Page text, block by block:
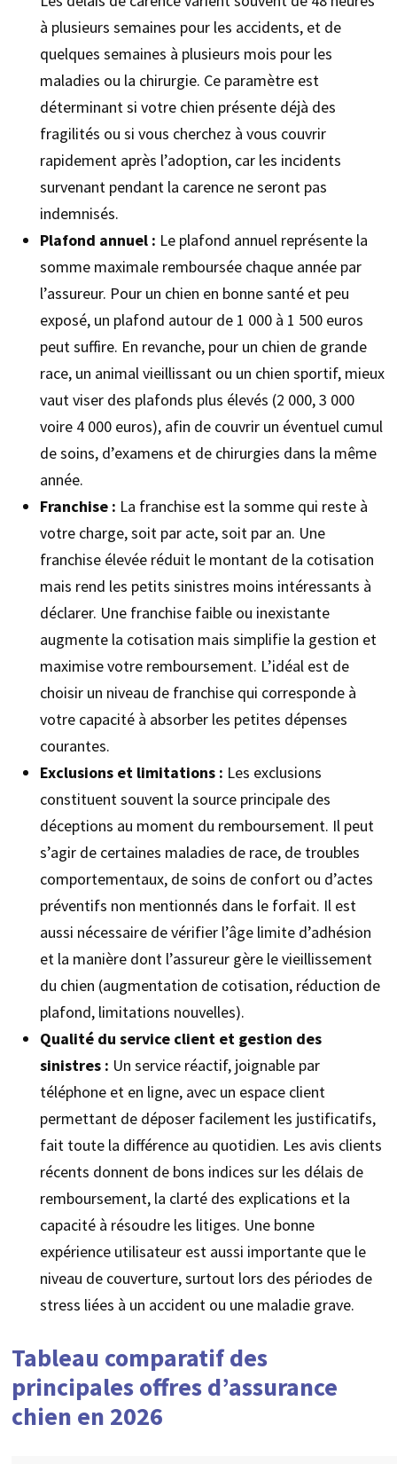
à plusieurs semaines pour les accidents, et de
quelques semaines à plusieurs mois pour les
maladies ou la chirurgie. Ce paramètre est
déterminant si votre chien présente déjà des
fragilités ou si vous cherchez à vous couvrir
rapidement après l’adoption, car les incidents
survenant pendant la carence ne seront pas
indemnisés.
Plafond annuel : Le plafond annuel représente la
somme maximale remboursée chaque année par
l’assureur. Pour un chien en bonne santé et peu
exposé, un plafond autour de 1 000 à 1 500 euros
peut suffire. En revanche, pour un chien de grande
race, un animal vieillissant ou un chien sportif, mieux
vaut viser des plafonds plus élevés (2 000, 3 000
voire 4 000 euros), afin de couvrir un éventuel cumul
de soins, d’examens et de chirurgies dans la même
année.
Franchise : La franchise est la somme qui reste à
votre charge, soit par acte, soit par an. Une
franchise élevée réduit le montant de la cotisation
mais rend les petits sinistres moins intéressants à
déclarer. Une franchise faible ou inexistante
augmente la cotisation mais simplifie la gestion et
maximise votre remboursement. L’idéal est de
choisir un niveau de franchise qui corresponde à
votre capacité à absorber les petites dépenses
courantes.
Exclusions et limitations : Les exclusions
constituent souvent la source principale des
déceptions au moment du remboursement. Il peut
s’agir de certaines maladies de race, de troubles
comportementaux, de soins de confort ou d’actes
préventifs non mentionnés dans le forfait. Il est
aussi nécessaire de vérifier l’âge limite d’adhésion
et la manière dont l’assureur gère le vieillissement
du chien (augmentation de cotisation, réduction de
plafond, limitations nouvelles).
Qualité du service client et gestion des
sinistres : Un service réactif, joignable par
téléphone et en ligne, avec un espace client
permettant de déposer facilement les justificatifs,
fait toute la différence au quotidien. Les avis clients
récents donnent de bons indices sur les délais de
remboursement, la clarté des explications et la
capacité à résoudre les litiges. Une bonne
expérience utilisateur est aussi importante que le
niveau de couverture, surtout lors des périodes de
stress liées à un accident ou une maladie grave.
Tableau comparatif des
principales offres d’assurance
chien en 2026